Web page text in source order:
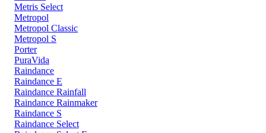
Metris Select
Metropol
Metropol Classic
Metropol S
Porter
PuraVida
Raindance
Raindance E
Raindance Rainfall
Raindance Rainmaker
Raindance S
Raindance Select